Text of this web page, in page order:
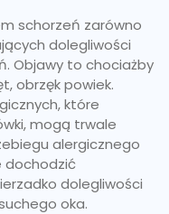
schorzeń zarówno
dolegliwości
Objawy to chociażby
obrzęk powiek.
które
mogą trwale
alergicznego
dochodzić
dolegliwości
oka.